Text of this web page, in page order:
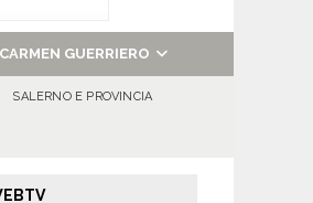
GUERRIERO
SALERNO E PROVINCIA